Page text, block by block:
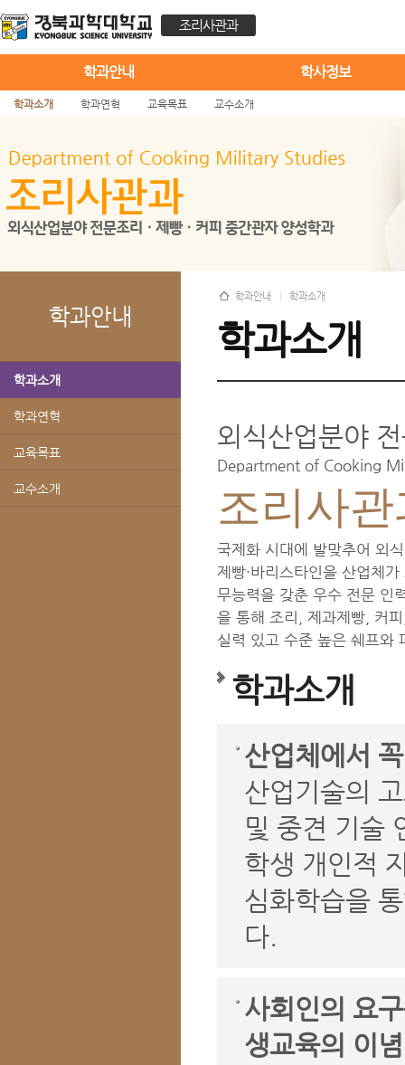
조리사관과
학과안내
학과소개 학과연혁 교육목표 교수소개
학사정보
학과안내
학과소개
학과연혁
교육목표
교수소개
학과안내 학과소개
학과소개
외식산업분야
Department of Cooking
조리사관
국제화 시대에 발맞추어 외
제빵·바리스타인을 산업체
무능력을 갖춘 우수 전문 인
을 통해 조리, 제과제빵, 커
실력 있고 수준 높은 쉐프와
학과소개
산업체에서
산업기술의
및 중견 기술
학생 개인적
심화학습을
다.
사회인의 요
생교육의 이